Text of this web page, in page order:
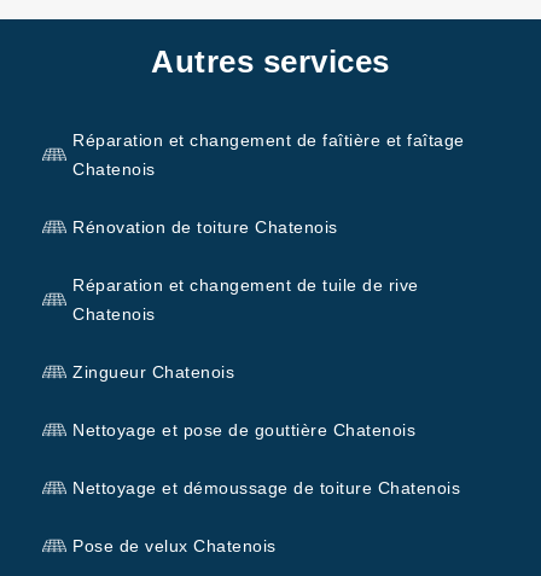
Autres services
Réparation et changement de faîtière et faîtage
Chatenois
Rénovation de toiture Chatenois
Réparation et changement de tuile de rive
Chatenois
Zingueur Chatenois
Nettoyage et pose de gouttière Chatenois
Nettoyage et démoussage de toiture Chatenois
Pose de velux Chatenois